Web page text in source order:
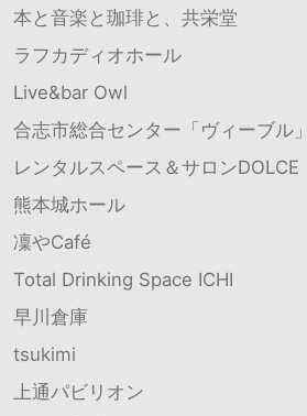
本と音楽と珈琲と、共栄堂
ラフカディオホール
Live&bar Owl
合志市総合センター「ヴィーブル」
レンタルスペース＆サロンDOLCE
熊本城ホール
凜やCafé
Total Drinking Space ICHI
早川倉庫
tsukimi
上通パビリオン